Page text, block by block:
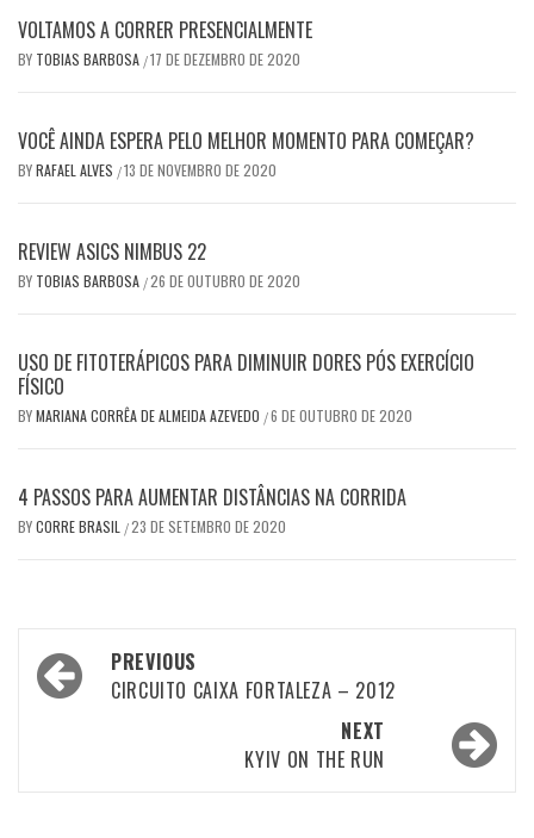
VOLTAMOS A CORRER PRESENCIALMENTE
BY TOBIAS BARBOSA /17 DE DEZEMBRO DE 2020
VOCÊ AINDA ESPERA PELO MELHOR MOMENTO PARA COMEÇAR?
BYRAFAEL ALVES /13 DE NOVEMBRO DE 2020
REVIEW ASICS NIMBUS 22
BY TOBIAS BARBOSA /26 DE OUTUBRO DE 2020
USO DE FITOTERÁPICOS PARA DIMINUIR DORES PÓS EXERCÍCIO
FÍSICO
BYMARIANA CORRÊA DE ALMEIDA AZEVEDO /6 DE OUTUBRO DE 2020
4 PASSOS PARA AUMENTAR DISTÂNCIAS NA CORRIDA
BYCORRE BRASIL /23 DE SETEMBRO DE 2020
Post
navigation
PREVIOUS
CIRCUITO CAIXA FORTALEZA – 2012
NEXT
KYIV ON THE RUN